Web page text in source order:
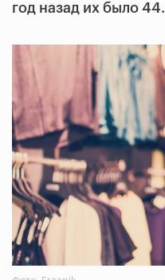
год назад их было 44.